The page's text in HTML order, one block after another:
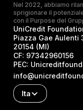
Nel 2022, abbiamo
sprigionare il
con il Purpose del
UniCredit
Piazza Gae Aulenti
20154 (MI)
CF: 97342960156
PEC:
Ita